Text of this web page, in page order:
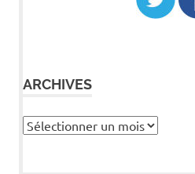
ARCHIVES
Archives